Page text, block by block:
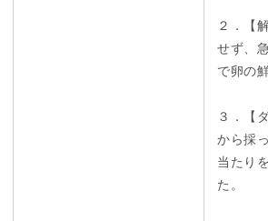
２．【
せず、
で卵の
３．【
から採
当たり
た。